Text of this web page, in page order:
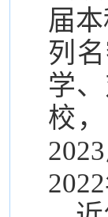
届
列
学
校